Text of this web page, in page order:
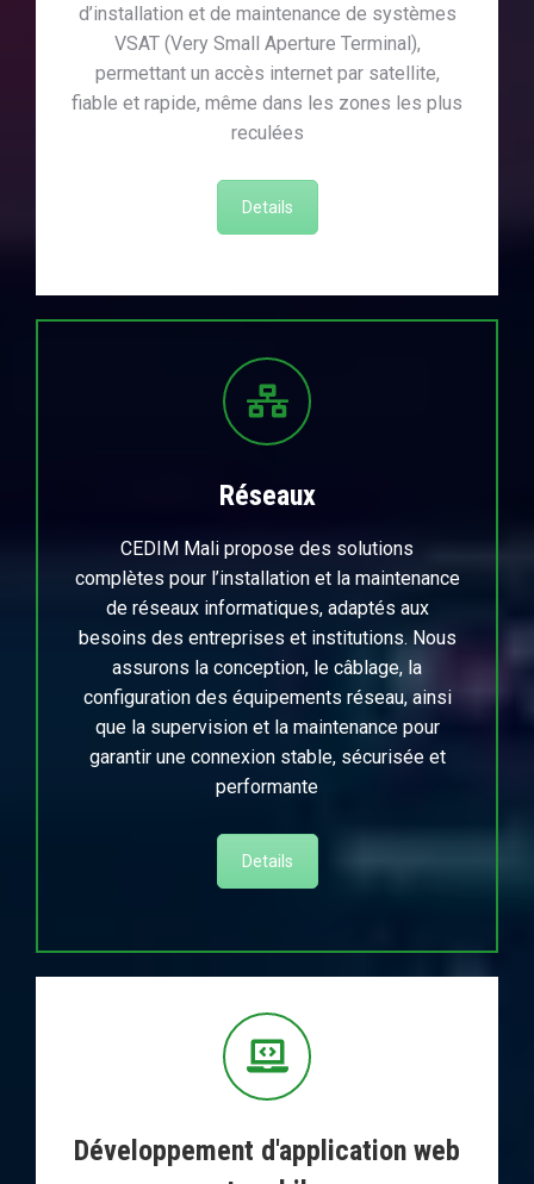
d’installation et de maintenance de systèmes
VSAT (Very Small Aperture Terminal),
permettant un accès internet par satellite,
fiable et rapide, même dans les zones les plus
reculées
Details
Réseaux
CEDIM Mali propose des solutions
complètes pour l’installation et la maintenance
de réseaux informatiques, adaptés aux
besoins des entreprises et institutions. Nous
assurons la conception, le câblage, la
configuration des équipements réseau, ainsi
que la supervision et la maintenance pour
garantir une connexion stable, sécurisée et
performante
Details
Développement d'application web